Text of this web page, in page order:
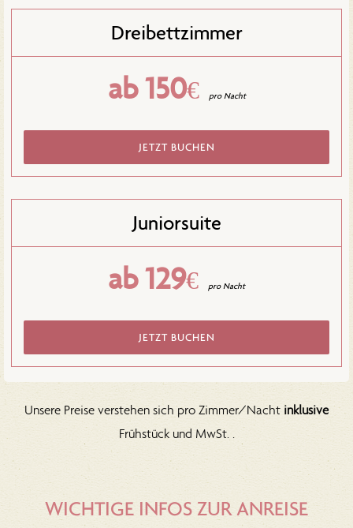
Dreibettzimmer
ab 150€ pro Nacht
JETZT BUCHEN
Juniorsuite
ab 129€ pro Nacht
JETZT BUCHEN
Unsere Preise verstehen sich pro Zimmer/Nacht inklusive
Frühstück und MwSt. .
WICHTIGE INFOS ZUR ANREISE